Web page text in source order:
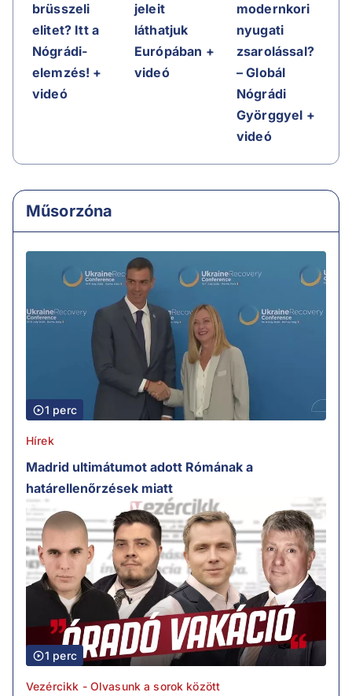
brüsszeli
elitet? Itt a
Nógrádi-
elemzés! +
videó
jeleit
láthatjuk
Európában +
videó
modernkori
nyugati
zsarolással?
– Globál
Nógrádi
Györggyel +
videó
Műsorzóna
1 perc
Hírek
Madrid ultimátumot adott Rómának a
határellenőrzések miatt
1 perc
Vezércikk - Olvasunk a sorok között